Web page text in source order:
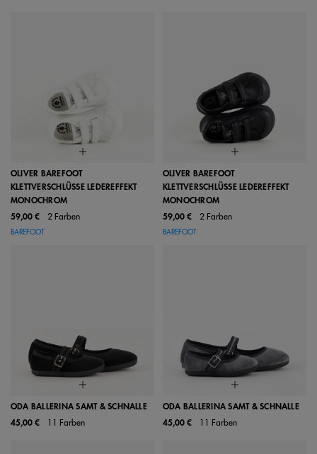
OLIVER BAREFOOT
KLETTVERSCHLÜSSE LEDEREFFEKT
MONOCHROM
59,00 €
2 Farben
BAREFOOT
OLIVER BAREFOOT
KLETTVERSCHLÜSSE LEDEREFFEKT
MONOCHROM
59,00 €
2 Farben
BAREFOOT
ODA BALLERINA SAMT & SCHNALLE
45,00 €
11 Farben
ODA BALLERINA SAMT & SCHNALLE
45,00 €
11 Farben